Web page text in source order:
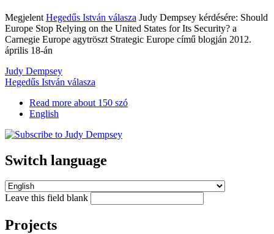
Megjelent Hegedűs István válasza Judy Dempsey kérdésére: Should
Europe Stop Relying on the United States for Its Security? a
Carnegie Europe agytröszt Strategic Europe című blogján 2012.
április 18-án
Judy Dempsey
Hegedűs István válasza
Read more about 150 szó
English
Switch language
Leave this field blank
Projects